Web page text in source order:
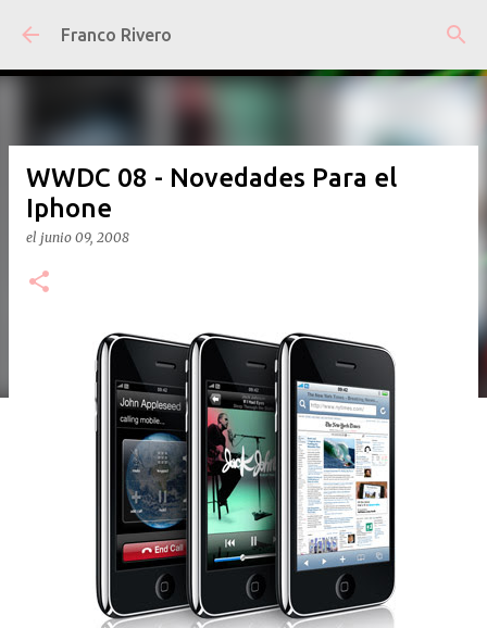
Ir al contenido principal
Franco Rivero
WWDC 08 - Novedades Para el
Iphone
el junio 09, 2008